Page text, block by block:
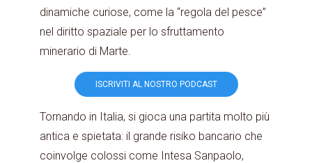
dinamiche curiose, come la “regola del pesce”
nel diritto spaziale per lo sfruttamento
minerario di Marte.
ISCRIVITI AL NOSTRO PODCAST
Tornando in Italia, si gioca una partita molto più
antica e spietata: il grande risiko bancario che
coinvolge colossi come Intesa Sanpaolo,